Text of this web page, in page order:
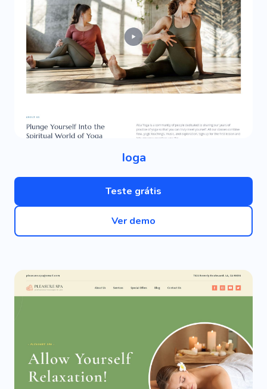
Ioga
Teste grátis
Ver demo